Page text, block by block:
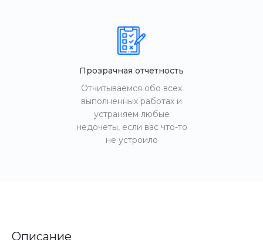
Прозрачная отчетность
Отчитываемся обо всех
выполненных работах и
устраняем любые
недочеты, если вас что-то
не устроило
Описание